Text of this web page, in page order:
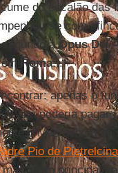
do escalão das
se com
segundo aOpus Dei–
Roma...
apenas o
alta poderia pagar
Mas deixou
Pio de Pietrelcina
eram